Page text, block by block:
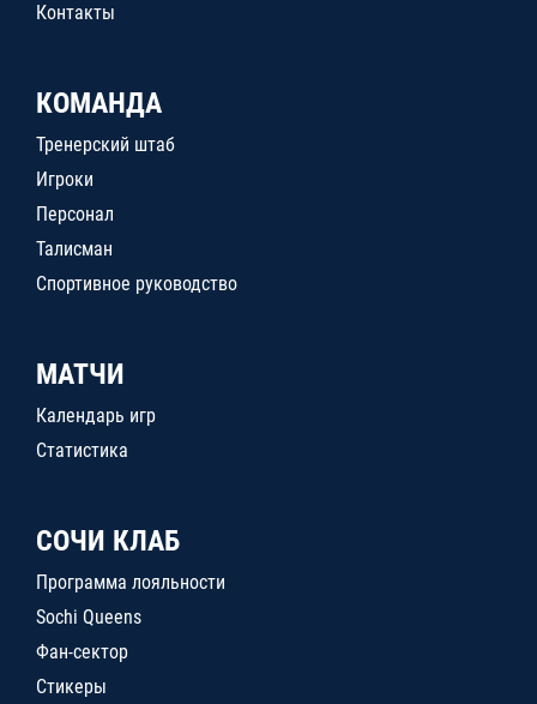
Контакты
КОМАНДА
Тренерский штаб
Игроки
Персонал
Талисман
Спортивное руководство
МАТЧИ
Календарь игр
Статистика
СОЧИ КЛАБ
Программа лояльности
Sochi Queens
Фан-сектор
Стикеры